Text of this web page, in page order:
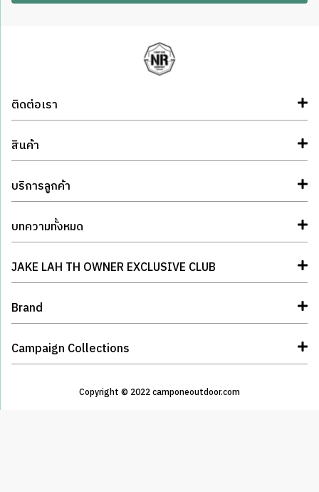
ติดต่อเรา
สินค้า
บริการลูกค้า
บทความทั้งหมด
JAKE LAH TH OWNER EXCLUSIVE CLUB
Brand
Campaign Collections
Copyright © 2022 camponeoutdoor.com